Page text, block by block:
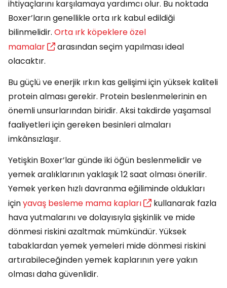
ihtiyaçlarını karşılamaya yardımcı olur. Bu noktada
Boxer’ların genellikle orta ırk kabul edildiği
bilinmelidir. Orta ırk köpeklere özel
mamalar
arasından seçim yapılması ideal
olacaktır.
Bu güçlü ve enerjik ırkın kas gelişimi için yüksek kaliteli
protein alması gerekir. Protein beslenmelerinin en
önemli unsurlarından biridir. Aksi takdirde yaşamsal
faaliyetleri için gereken besinleri almaları
imkânsızlaşır.
Yetişkin Boxer’lar günde iki öğün beslenmelidir ve
yemek aralıklarının yaklaşık 12 saat olması önerilir.
Yemek yerken hızlı davranma eğiliminde oldukları
içinyavaş besleme mama kapları
kullanarak fazla
hava yutmalarını ve dolayısıyla şişkinlik ve mide
dönmesi riskini azaltmak mümkündür. Yüksek
tabaklardan yemek yemeleri mide dönmesi riskini
artırabileceğinden yemek kaplarının yere yakın
olması daha güvenlidir.